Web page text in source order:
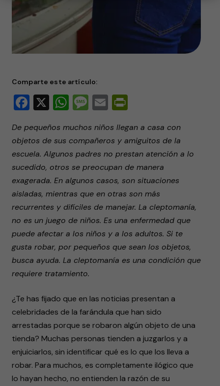
Comparte este artículo:
Facebook
X WhatsApp
Message
Email
De pequeños muchos niños llegan a casa con
objetos de sus compañeros y amiguitos de la
escuela. Algunos padres no prestan atención a lo
sucedido, otros se preocupan de manera
exagerada. En algunos casos, son situaciones
aisladas, mientras que en otras son más
recurrentes y difíciles de manejar. La cleptomanía,
no es un juego de niños. Es una enfermedad que
puede afectar a los niños y a los adultos. Si te
gusta robar, por pequeños que sean los objetos,
busca ayuda. La cleptomanía es una condición que
requiere tratamiento.
¿Te has fijado que en las noticias presentan a
celebridades de la farándula que han sido
arrestadas porque se robaron algún objeto de una
tienda? Muchas personas tienden a juzgarlos y a
enjuiciarlos, sin identificar qué es lo que los lleva a
robar. Para muchos, es completamente ilógico que
lo hayan hecho, no entienden la razón de su